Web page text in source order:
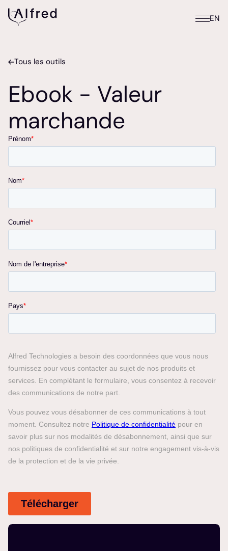
EN
Tous les outils
Ebook - Valeur
marchande